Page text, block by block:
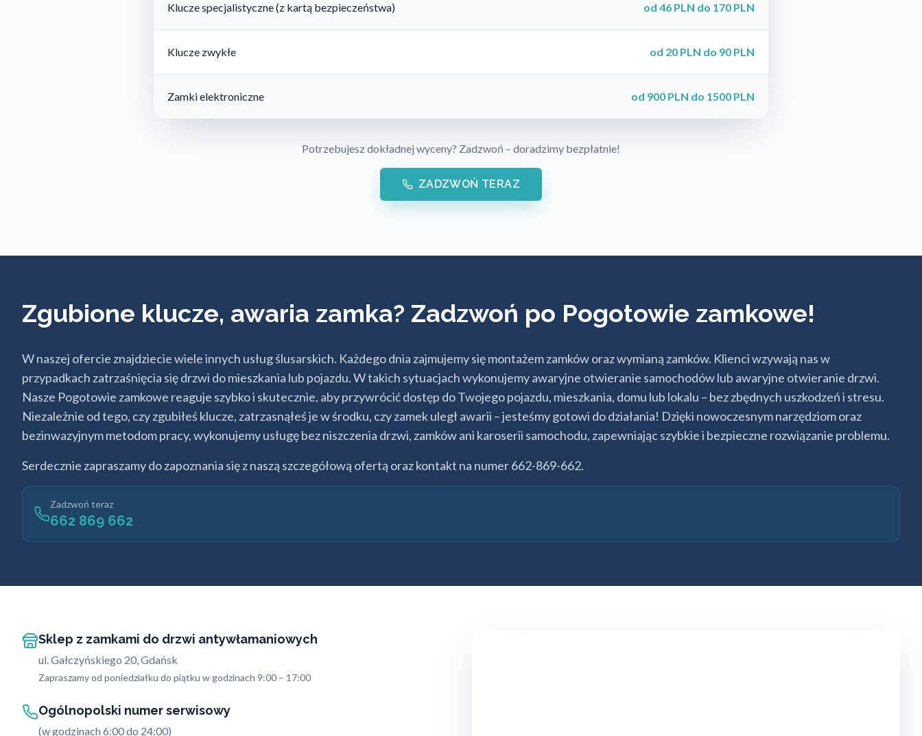
Klucze specjalistyczne (z kartą bezpieczeństwa) od 46 PLN do 170 PLN
Klucze zwykłe od 20 PLN do 90 PLN
Zamki elektroniczne od 900 PLN do 1500 PLN
Potrzebujesz dokładnej wyceny? Zadzwoń – doradzimy bezpłatnie!
ZADZWOŃ TERAZ
Zgubione klucze, awaria zamka? Zadzwoń po Pogotowie zamkowe!
W naszej ofercie znajdziecie wiele innych usług ślusarskich. Każdego dnia zajmujemy się montażem zamków oraz wymianą zamków. Klienci wzywają nas w
przypadkach zatrzaśnięcia się drzwi do mieszkania lub pojazdu. W takich sytuacjach wykonujemy awaryjne otwieranie samochodów lub awaryjne otwieranie drzwi.
Nasze Pogotowie zamkowe reaguje szybko i skutecznie, aby przywrócić dostęp do Twojego pojazdu, mieszkania, domu lub lokalu – bez zbędnych uszkodzeń i stresu.
Niezależnie od tego, czy zgubiłeś klucze, zatrzasnąłeś je w środku, czy zamek uległ awarii – jesteśmy gotowi do działania! Dzięki nowoczesnym narzędziom oraz
bezinwazyjnym metodom pracy, wykonujemy usługę bez niszczenia drzwi, zamków ani karoserii samochodu, zapewniając szybkie i bezpieczne rozwiązanie problemu.
Serdecznie zapraszamy do zapoznania się z naszą szczegółową ofertą oraz kontakt na numer 662-869-662.
Zadzwoń teraz
662 869 662
Sklep z zamkami do drzwi antywłamaniowych
ul. Gałczyńskiego 20, Gdańsk
Zapraszamy od poniedziałku do piątku w godzinach 9:00 – 17:00
Ogólnopolski numer serwisowy
(w godzinach 6:00 do 24:00)